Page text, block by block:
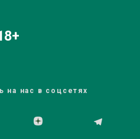
на нас в соцсетях